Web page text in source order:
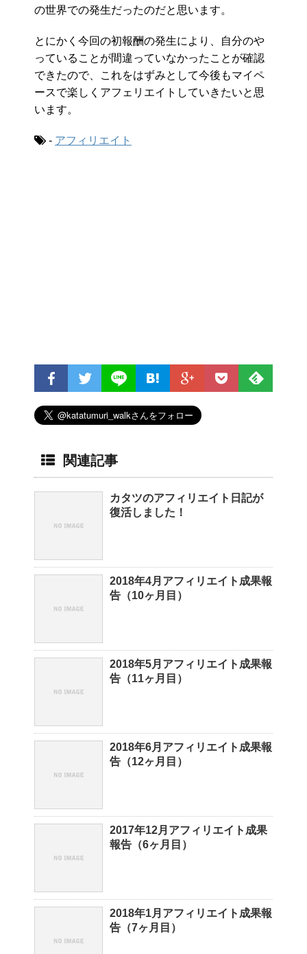
の世界での発生だったのだと思います。
とにかく今回の初報酬の発生により、自分のや
っていることが間違っていなかったことが確認
できたので、これをはずみとして今後もマイペ
ースで楽しくアフェリエイトしていきたいと思
います。
- アフィリエイト
関連記事
カタツのアフィリエイト日記が
復活しました！
2018年4月アフィリエイト成果報
告（10ヶ月目）
2018年5月アフィリエイト成果報
告（11ヶ月目）
2018年6月アフィリエイト成果報
告（12ヶ月目）
2017年12月アフィリエイト成果
報告（6ヶ月目）
2018年1月アフィリエイト成果報
告（7ヶ月目）